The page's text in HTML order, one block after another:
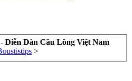
Diễn Đàn Cầu Lông Việt Nam
>